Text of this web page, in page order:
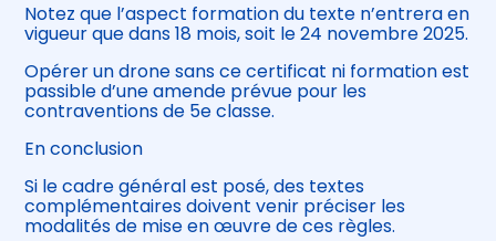
Notez que l’aspect formation du texte n’entrera en
vigueur que dans 18 mois, soit le 24 novembre 2025.
Opérer un drone sans ce certificat ni formation est
passible d’une amende prévue pour les
contraventions de 5e classe.
En conclusion
Si le cadre général est posé, des textes
complémentaires doivent venir préciser les
modalités de mise en œuvre de ces règles.